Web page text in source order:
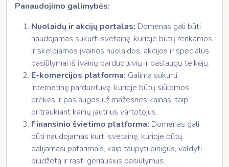
Panaudojimo galimybės:
Nuolaidų ir akcijų portalas: Domenas gali būti
naudojamas sukurti svetainę, kurioje būtų renkamos
ir skelbiamos įvairios nuolaidos, akcijos ir specialūs
pasiūlymai iš įvairių parduotuvių ir paslaugų teikėjų.
E-komercijos platforma: Galima sukurti
internetinę parduotuvę, kurioje būtų siūlomos
prekės ir paslaugos už mažesnes kainas, taip
pritraukiant kainų jautrius vartotojus.
Finansinio švietimo platforma: Domenas gali
būti naudojamas kurti svetainę, kurioje būtų
dalijamasi patarimais, kaip taupyti pinigus, valdyti
biudžetą ir rasti geriausius pasiūlymus.